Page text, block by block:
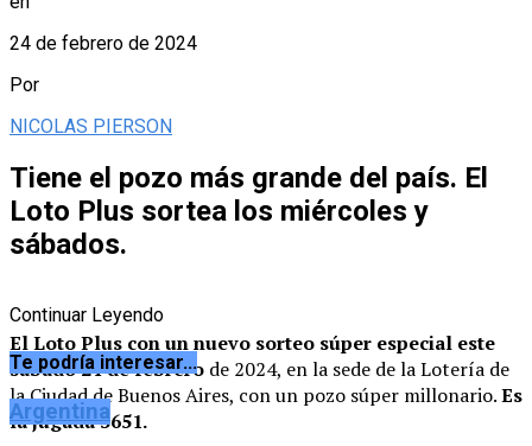
24 de febrero de 2024
Por
NICOLAS PIERSON
Tiene el pozo más grande del país. El
Loto Plus sortea los miércoles y
sábados.
El Loto Plus con un nuevo sorteo súper especial este
sábado 24 de febrero de 2024, en la sede de la Lotería de
la Ciudad de Buenos Aires, con un pozo súper millonario.Es
la jugada 3651.
Continuar Leyendo
Te podría interesar...
Argentina